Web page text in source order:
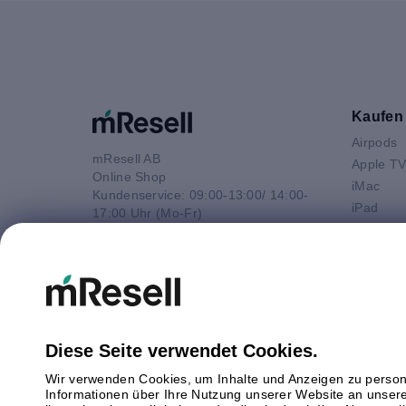
mResell AB
Online Shop
Kundenservice: 09:00-13:00/ 14:00-
17:00 Uhr (Mo-Fr)
info@mresell.de
Kaufen
Airpods
Apple TV
iMac
iPad
Watch
Diese Seite verwendet Cookies.
Wir verwenden Cookies, um Inhalte und Anzeigen zu
Informationen über Ihre Nutzung unserer Website an